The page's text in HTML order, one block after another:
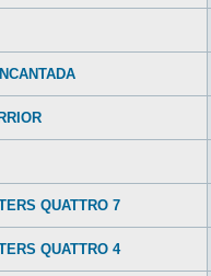
QUATTRO 7
QUATTRO 4